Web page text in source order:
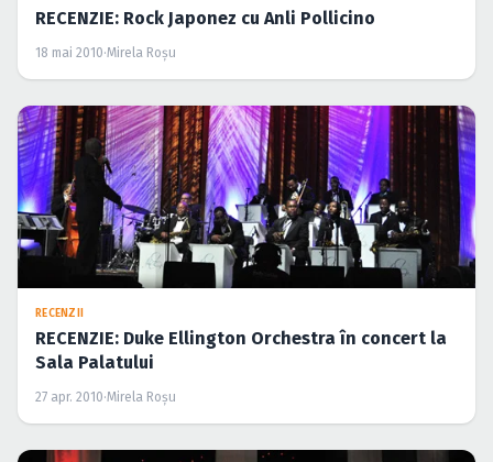
RECENZIE: Rock Japonez cu Anli Pollicino
18 mai 2010·Mirela Roşu
RECENZII
RECENZIE: Duke Ellington Orchestra în concert la
Sala Palatului
27 apr. 2010·Mirela Roşu